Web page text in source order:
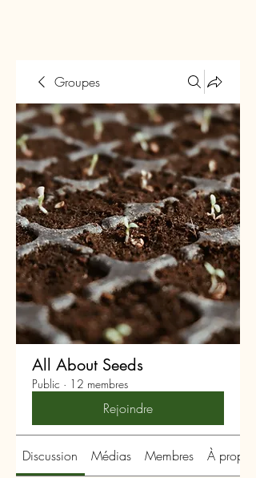
Groupes
All About Seeds
Public · 12 membres
Rejoindre
Discussion Médias Membres À propos